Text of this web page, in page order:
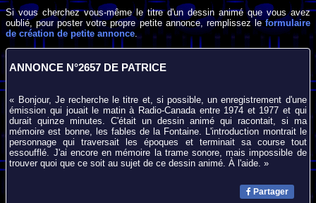
Si vous cherchez vous-même le titre d'un dessin animé que vous avez
oublié, pour poster votre propre petite annonce, remplissez leformulaire
de création de petite annonce .
ANNONCE N°2657 DE PATRICE
« Bonjour, Je recherche le titre et, si possible, un enregistrement d'une
émission qui jouait le matin à Radio-Canada entre 1974 et 1977 et qui
durait quinze minutes. C'était un dessin animé qui racontait, si ma
mémoire est bonne, les fables de la Fontaine. L'introduction montrait le
personnage qui traversait les époques et terminait sa course tout
essoufflé. J'ai encore en mémoire la trame sonore, mais impossible de
trouver quoi que ce soit au sujet de ce dessin animé. À l'aide. »
Partager